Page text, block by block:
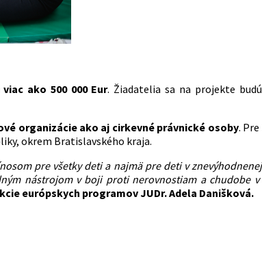
viac ako 500 000 Eur. Žiadatelia sa na projekte
organizácie ako aj cirkevné právnické osoby.
okrem Bratislavského kraja.
pre všetky deti a najmä pre deti v
nástrojom v boji proti nerovnostiam a chudobe
európskych programov JUDr. Adela Danišková.